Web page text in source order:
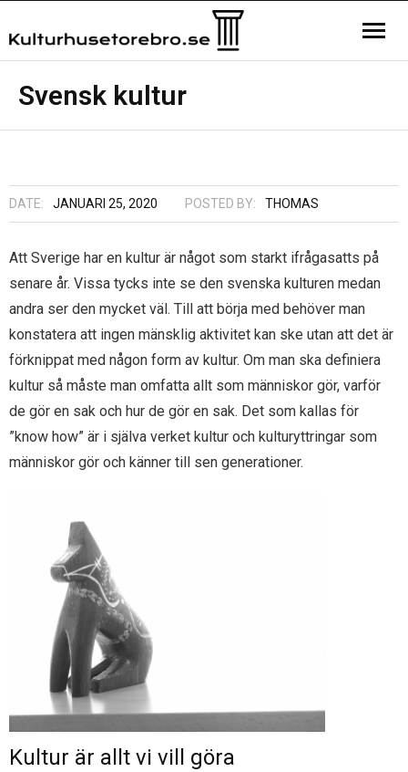
Kontakta oss
Svensk kultur
DATE: JANUARI 25, 2020 POSTED BY: THOMAS
Att Sverige har en kultur är något som starkt ifrågasatts på
senare år. Vissa tycks inte se den svenska kulturen medan
andra ser den mycket väl. Till att börja med behöver man
konstatera att ingen mänsklig aktivitet kan ske utan att det är
förknippat med någon form av kultur. Om man ska definiera
kultur så måste man omfatta allt som människor gör, varför
de gör en sak och hur de gör en sak. Det som kallas för
”know how” är i själva verket kultur och kulturyttringar som
människor gör och känner till sen generationer.
Kultur är allt vi vill göra